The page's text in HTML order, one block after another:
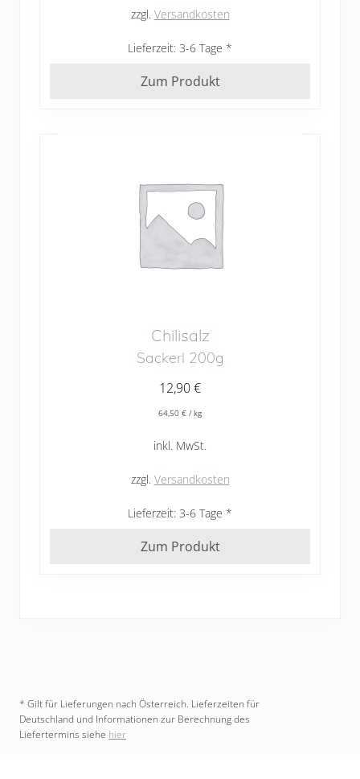
zzgl. Versandkosten
Lieferzeit: 3-6 Tage
Zum Produkt
Chilisalz
Sackerl 200g
12,90€
64,50 € /kg
inkl. MwSt.
zzgl. Versandkosten
Lieferzeit: 3-6 Tage
Zum Produkt
* Gilt für Lieferungen nach Österreich. Lieferzeiten für
Deutschland und Informationen zur Berechnung des
Liefertermins siehe hier